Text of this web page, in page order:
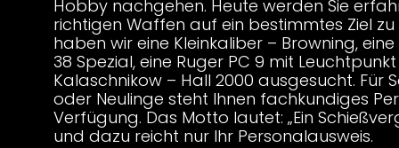
Hobby nachgehen. Heute werden Sie
richtigen Waffen auf ein bestimmtes Ziel zu
haben wir eine Kleinkaliber – Browning,
38 Spezial, eine Ruger PC 9 mit
Kalaschnikow – Hall 2000 ausgesucht. Für
oder Neulinge steht Ihnen fachkundiges
Verfügung. Das Motto lautet: „Ein
und dazu reicht nur Ihr Personalausweis.